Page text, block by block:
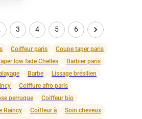
3 4 5 6
Coiffeur paris
Coupe taper paris
low fade Chelles
Barbier paris
Barbe
Lissage brésilien
Coiffure afro paris
perruque
Coiffeur bio
Raincy
Coiffeur à
Soin cheveux